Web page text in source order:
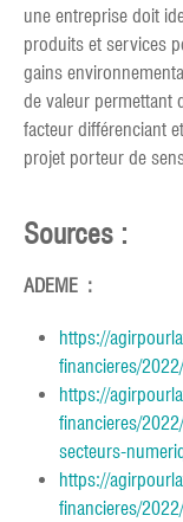
une entreprise doit
produits et services
gains
de valeur permettant
facteur différenciant
projet porteur de
Sources :
ADEME :
https://
financieres/
https://
financieres/
secteurs-
https://
financieres/